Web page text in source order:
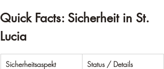
Quick Facts: Sicherheit in St.
Lucia
Sicherheitsaspekt Status / Details